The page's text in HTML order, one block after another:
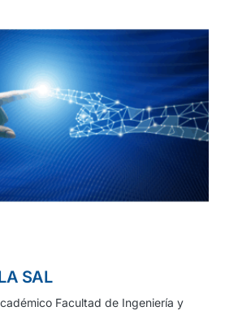
SAL
Facultad de Ingeniería y